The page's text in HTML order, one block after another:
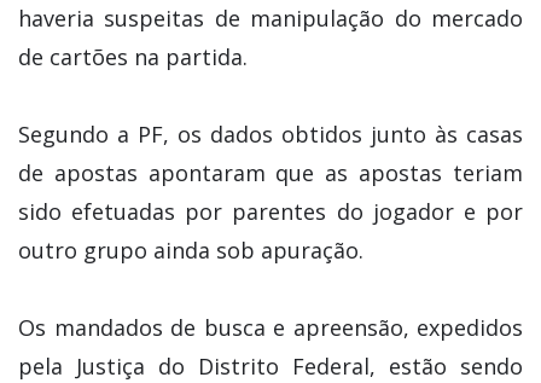
haveria suspeitas de manipulação do mercado
de cartões na partida.
Segundo a PF, os dados obtidos junto às casas
de apostas apontaram que as apostas teriam
sido efetuadas por parentes do jogador e por
outro grupo ainda sob apuração.
Os mandados de busca e apreensão, expedidos
pela Justiça do Distrito Federal, estão sendo